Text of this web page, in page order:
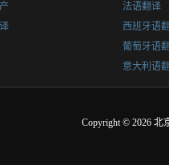
法语翻译
西班牙语
葡萄牙语
意大利语
Copyright © 2026 北